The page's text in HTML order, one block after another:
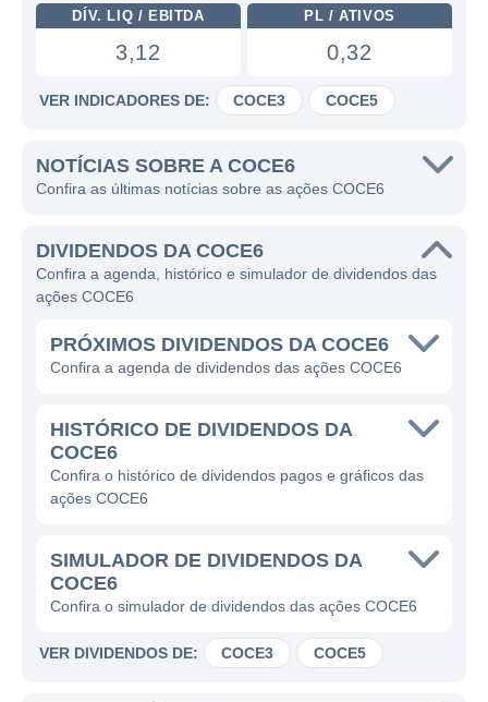
DÍV. LIQ / EBITDA
3,12
PL / ATIVOS
0,32
VER INDICADORES DE: COCE3 COCE5
NOTÍCIAS SOBRE A COCE6
Confira as últimas notícias sobre as ações COCE6
DIVIDENDOS DA COCE6
Confira a agenda, histórico e simulador de dividendos das
ações COCE6
PRÓXIMOS DIVIDENDOS DA COCE6
Confira a agenda de dividendos das ações COCE6
HISTÓRICO DE DIVIDENDOS DA
COCE6
Confira o histórico de dividendos pagos e gráficos das
ações COCE6
SIMULADOR DE DIVIDENDOS DA
COCE6
Confira o simulador de dividendos das ações COCE6
VER DIVIDENDOS DE: COCE3 COCE5